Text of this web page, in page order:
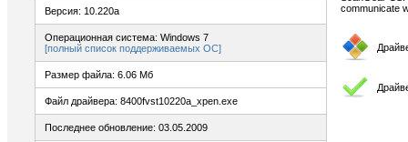
Версия: 10.220a
Операционная система: Windows 7
[полный список поддерживаемых ОС]
Размер файла: 6.06 Мб
Файл драйвера: 8400fvst10220a_xpen.exe
Последнее обновление: 03.05.2009
communicate